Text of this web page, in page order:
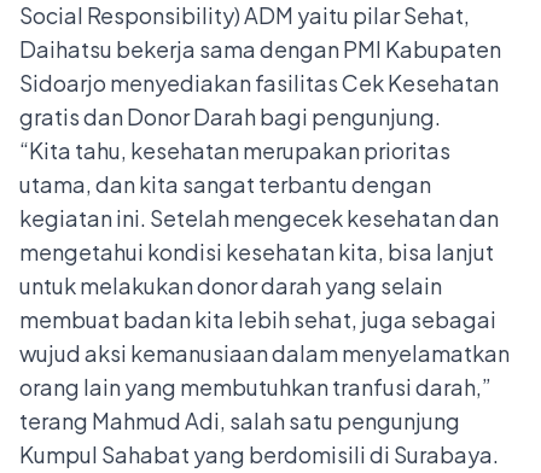
Social Responsibility) ADM yaitu pilar Sehat,
Daihatsu bekerja sama dengan PMI Kabupaten
Sidoarjo menyediakan fasilitas Cek Kesehatan
gratis dan Donor Darah bagi pengunjung.
“Kita tahu, kesehatan merupakan prioritas
utama, dan kita sangat terbantu dengan
kegiatan ini. Setelah mengecek kesehatan dan
mengetahui kondisi kesehatan kita, bisa lanjut
untuk melakukan donor darah yang selain
membuat badan kita lebih sehat, juga sebagai
wujud aksi kemanusiaandalam menyelamatkan
orang lain yang membutuhkan tranfusi darah,”
terang Mahmud Adi, salah satu pengunjung
Kumpul Sahabat yang berdomisili di Surabaya.